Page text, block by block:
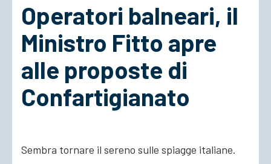
Cosa Facciamo
Associarsi
ACCEDI
Operatori balneari, il
Ministro Fitto apre
alle proposte di
Confartigianato
Sembra tornare il sereno sulle spiagge italiane.